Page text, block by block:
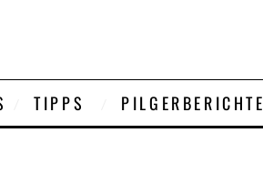
TIPPS PILGERBERICHTE